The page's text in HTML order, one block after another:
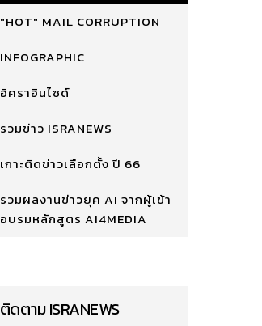
"HOT" MAIL CORRUPTION
INFOGRAPHIC
อิศราอินไซด์
รวมข่าว ISRANEWS
เกาะติดข่าวเลือกตั้ง ปี 66
รวมผลงานข่าวยุค AI จากผู้เข้า
อบรมหลักสูตร AI4MEDIA
ติดตาม ISRANEWS